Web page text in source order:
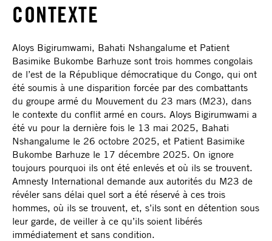
CONTEXTE
Aloys Bigirumwami, Bahati Nshangalume et Patient
Basimike Bukombe Barhuze sont trois hommes congolais
de l’est de la République démocratique du Congo, qui ont
été soumis à une disparition forcée par des combattants
du groupe armé du Mouvement du 23 mars (M23), dans
le contexte du conflit armé en cours. Aloys Bigirumwami a
été vu pour la dernière fois le 13 mai 2025, Bahati
Nshangalume le 26 octobre 2025, et Patient Basimike
Bukombe Barhuze le 17 décembre 2025. On ignore
toujours pourquoi ils ont été enlevés et où ils se trouvent.
Amnesty International demande aux autorités du M23 de
révéler sans délai quel sort a été réservé à ces trois
hommes, où ils se trouvent, et, s’ils sont en détention sous
leur garde, de veiller à ce qu’ils soient libérés
immédiatement et sans condition.